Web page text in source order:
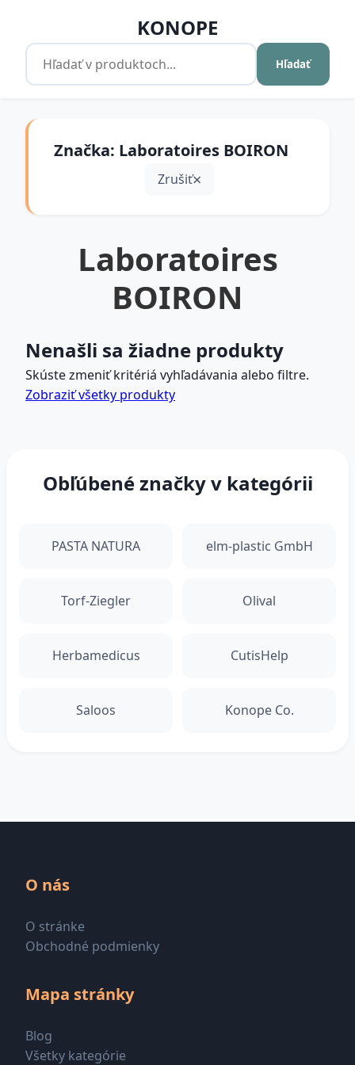
KONOPE
Hľadať
Značka: Laboratoires BOIRON
Zrušiť
Laboratoires
BOIRON
Nenašli sa žiadne produkty
Skúste zmeniť kritériá vyhľadávania alebo filtre.
Zobraziť všetky produkty
Obľúbené značky v kategórii
PASTA NATURA elm-plastic GmbH
Torf-Ziegler Olival
Herbamedicus CutisHelp
Saloos Konope Co.
O nás
O stránke
Obchodné podmienky
Mapa stránky
Blog
Všetky kategórie